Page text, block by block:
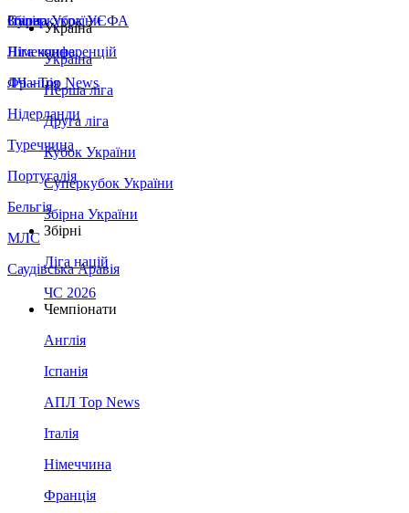
Збірна України
Італія
Німеччина
Франція
Нідерланди
Туреччина
Португалія
Бельгія
МЛС
Саудівська Аравія
Суперкубок УЄФА
Ліга конференцій
ЛЧ - Top News
Україна
Україна
Перша ліга
Друга ліга
Кубок України
Суперкубок України
Збірна України
Збірні
Ліга націй
ЧС 2026
Чемпіонати
Англія
Іспанія
АПЛ Top News
Італія
Німеччина
Франція